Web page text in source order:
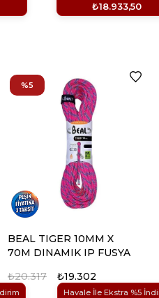
₺18.933,50
BEAL TIGER 10MM X
70M DINAMIK IP FUSYA
₺19.302
Havale İle Ekstra %5
₺20.317
%5